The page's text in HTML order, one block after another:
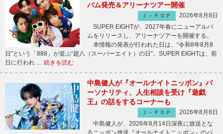
バム発売＆アリーナツアー開催
Ｊ－ＰＯＰ
2026年8月8日
SUPER EIGHTが、2027年春にニューアルバ
ムをリリースし、アリーナツアーを開催する。
本情報の発表が行われた日は、“令和8年8月8
日”という「888」が並ぶ“超八（スーパーエイト）の日”。SUPER EIGHTは、前
日に行われ … 続きを読む
中島健人が『オールナイトニッポン』パ
ーソナリティ、人生相談を受け『遊戯
王』の話をするコーナーも
Ｊ－ＰＯＰ
2026年8月8日
中島健人が、2026年8月14日深夜に放送とな
るニッポン放送『オールナイトニッポン』のパ